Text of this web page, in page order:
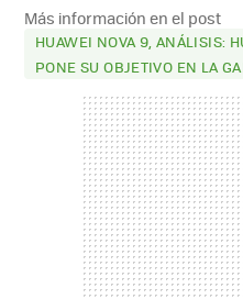
MAIL
Más información en el post
HUAWEI NOVA 9, ANÁLISIS:
PONE SU OBJETIVO EN LA